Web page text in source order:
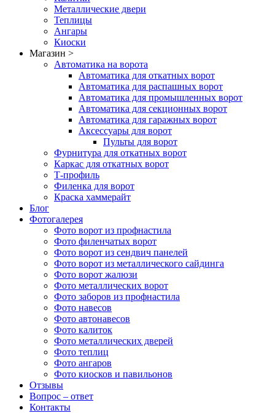
Металлические двери
Теплицы
Ангары
Киоски
Магазин >
Автоматика на ворота
Автоматика для откатных ворот
Автоматика для распашных ворот
Автоматика для промышленных ворот
Автоматика для секционных ворот
Автоматика для гаражных ворот
Аксессуары для ворот
Пульты для ворот
Фурнитура для откатных ворот
Каркас для откатных ворот
Т-профиль
Филенка для ворот
Краска хаммерайт
Блог
Фотогалерея
Фото ворот из профнастила
Фото филенчатых ворот
Фото ворот из сендвич панелей
Фото ворот из металлического сайдинга
Фото ворот жалюзи
Фото металлических ворот
Фото заборов из профнастила
Фото навесов
Фото автонавесов
Фото калиток
Фото металлических дверей
Фото теплиц
Фото ангаров
Фото киосков и павильонов
Отзывы
Вопрос – ответ
Контакты